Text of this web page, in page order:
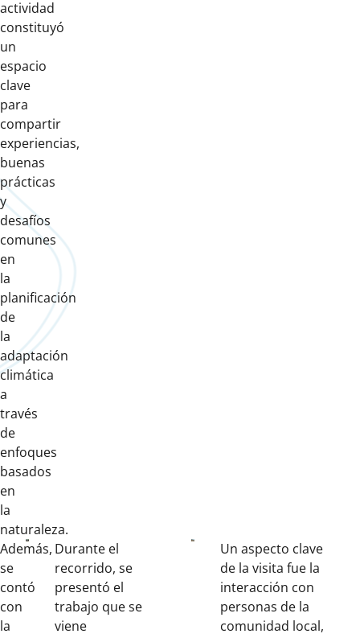
actividad
constituyó
un
espacio
clave
para
compartir
experiencias,
buenas
prácticas
y
desafíos
comunes
en
la
planificación
de
la
adaptación
climática
a
través
de
enfoques
basados
en
la
naturaleza.
Además,
se
contó
con
la
Durante el
recorrido, se
presentó el
trabajo que se
viene
Un aspecto clave
de la visita fue la
interacción con
personas de la
comunidad local,